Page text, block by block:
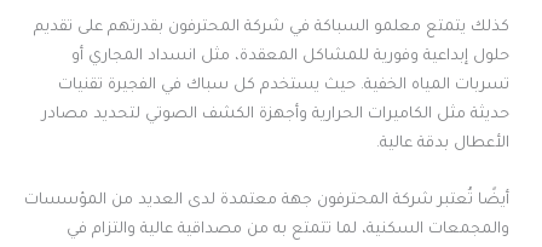
كذلك يتمتع معلمو السباكة في شركة المحترفون بقدرتهم على تقديم
حلول إبداعية وفورية للمشاكل المعقدة، مثل انسداد المجاري أو
تسربات المياه الخفية. حيث يستخدم كل سباك في الفجيرة تقنيات
حديثة مثل الكاميرات الحرارية وأجهزة الكشف الصوتي لتحديد مصادر
الأعطال بدقة عالية.
أيضًا تُعتبر شركة المحترفون جهة معتمدة لدى العديد من المؤسسات
والمجمعات السكنية، لما تتمتع به من مصداقية عالية والتزام في